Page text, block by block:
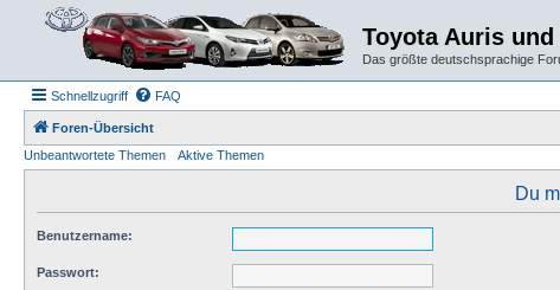
Toyota Auris
Das größte deutschsprachige
Schnellzugriff FAQ
Foren-Übersicht
Unbeantwortete Themen
Aktive Themen
Du
Benutzername:
Passwort: